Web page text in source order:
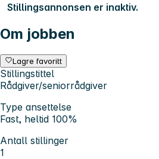
Stillingsannonsen er inaktiv.
Om jobben
Lagre favoritt
Stillingstittel
Rådgiver/seniorrådgiver
Type ansettelse
Fast, heltid 100%
Antall stillinger
1